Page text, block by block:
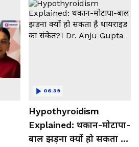
Hypothyroidism
Explained: थकान-मोटापा-
बाल झड़ना क्यों हो सकता है
06:39